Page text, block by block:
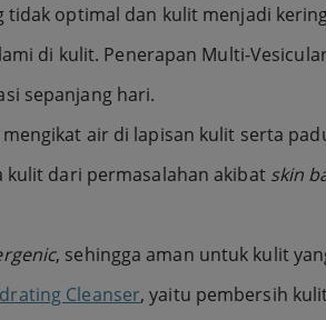
optimal dan kulit menjadi
di kulit. Penerapan Multi-
sepanjang hari.
air di lapisan kulit serta
kulit dari permasalahan akibat skin
, sehingga aman untuk kulit
Cleanser, yaitu pembersih